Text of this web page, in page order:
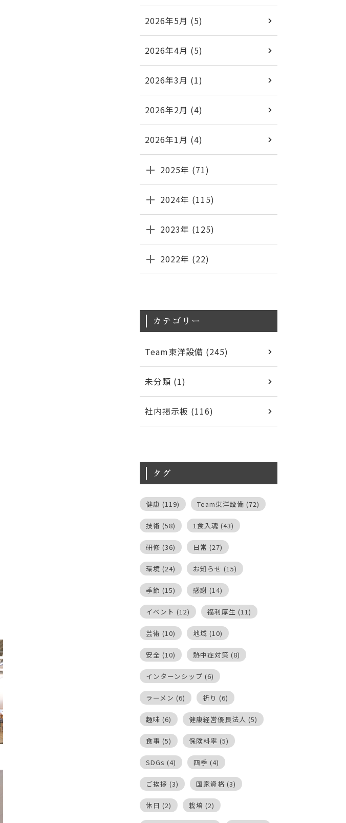
2026年5月 (5)
2026年4月 (5)
2026年3月 (1)
2026年2月 (4)
2026年1月 (4)
2025年 (71)
2024年 (115)
2023年 (125)
2022年 (22)
カテゴリー
Team東洋設備 (245)
未分類 (1)
社内掲示板 (116)
タグ
健康 (119) Team東洋設備 (72)
技術 (58) 1食入魂 (43)
研修 (36) 日常 (27)
環境 (24) お知らせ (15)
季節 (15) 感謝 (14)
イベント (12) 福利厚生 (11)
芸術 (10) 地域 (10)
安全 (10) 熱中症対策 (8)
インターンシップ (6)
ラーメン (6) 祈り (6)
趣味 (6) 健康経営優良法人 (5)
食事 (5) 保険料率 (5)
SDGs (4) 四季 (4)
ご挨拶 (3) 国家資格 (3)
休日 (2) 栽培 (2)